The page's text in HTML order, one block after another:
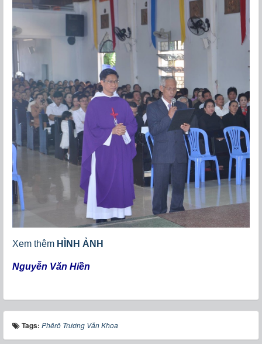
Xem thêm HÌNH ẢNH
Nguyễn Văn Hiền
Tags: Phêrô Trương Văn Khoa